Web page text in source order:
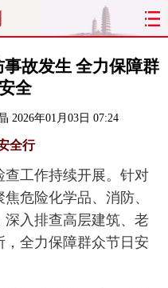
太原 山西
文明
综合
政务 教育
最太原 网罗民生
故发生 全力保障群
全
2026年01月03日 07:24
全行
工作持续开展。针对
危险化学品、消防、
深入排查高层建筑、老
，全力保障群众节日安